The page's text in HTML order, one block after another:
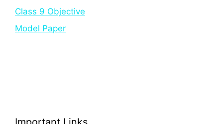
Class 9 Objective
Model Paper